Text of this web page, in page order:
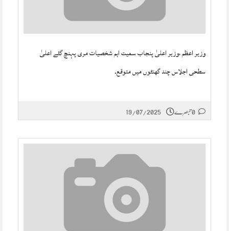
وزیر اعظم ،وزیر اعلیٰ پنجاب سمیت اہم شخصیات مری پہنچ گئے اعلیٰ
سطحی اجلاس چند گھنٹوں میں متوقع۔
19/07/2025